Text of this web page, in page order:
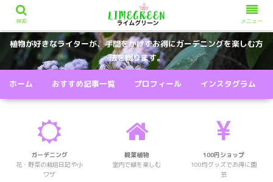
植物が好きなライターが、手間をかけずお得にガーデニングを楽しむ方
法を綴ります。
ホーム おすすめ記事一覧 プロフィール インスタグラム
ガーデニング
花・野菜の栽培日記や小
ワザ
観葉植物
室内で緑を楽しむ
100円ショップ
100均グッズでお得に園
芸
検索 メニュー